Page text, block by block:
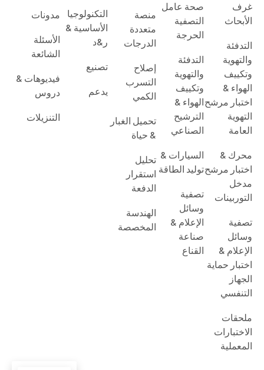
غرف
الأبحاث
التدفئة
والتهوية
وتكييف
الهواء &
اختبار مرشح
التهوية
العامة
محرك &
اختبار مرشح
مدخل
التوربينات
تصفية
وسائل
الإعلام &
اختبار حماية
الجهاز
التنفسي
ملحقات
الاختبارات
المعملية
صحة عامل
التصفية
الحرجة
التدفئة
والتهوية
وتكييف
الهواء &
الترشيح
الصناعي
السيارات &
توليد الطاقة
تصفية
وسائل
الإعلام &
صناعة
القناع
منصة
متعددة
الدرجات
إصلاح
التسرب
الكمي
تحميل الغبار
& حياة
تحليل
استقرار
الدفعة
الهندسة
المخصصة
التكنولوجيا
الأساسية &
ر&د
تصنيع
يدعم
مدونات
الأسئلة
الشائعة
فيديوهات &
دروس
التنزيلات